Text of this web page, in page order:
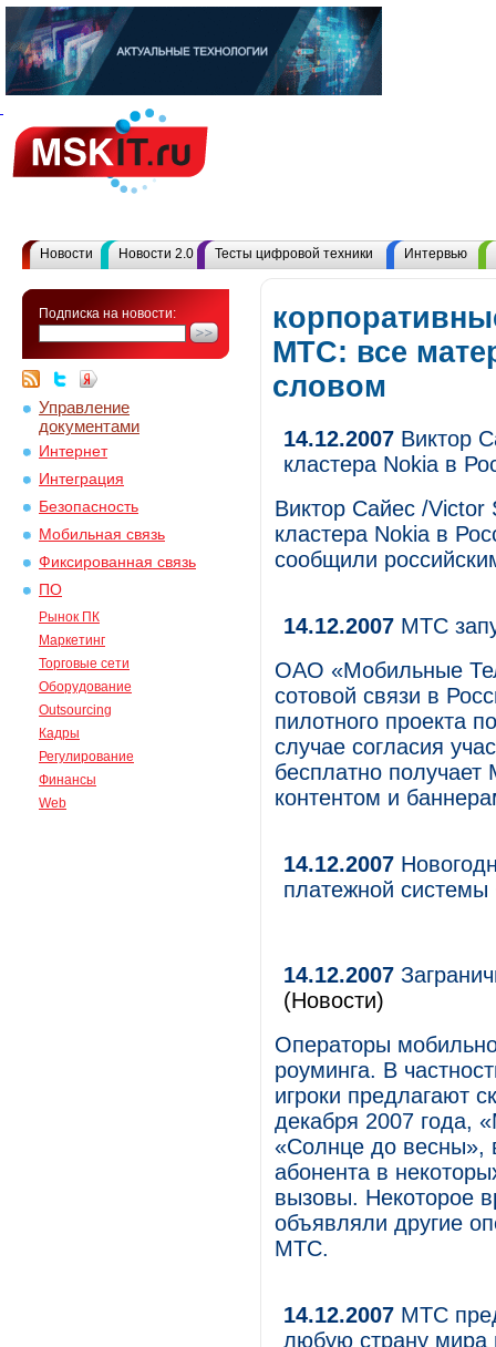
Новости Новости 2.0 Тесты цифровой техники Интервью
Подписка на новости:
Управление
документами
Интернет
Интеграция
Безопасность
Мобильная связь
Фиксированная связь
ПО
Рынок ПК
Маркетинг
Торговые сети
Оборудование
Outsourcing
Кадры
Регулирование
Финансы
Web
МТС: все
словом
14.12.2007 Виктор
кластера Nokia в
Виктор Сайес /Victor
кластера Nokia в
сообщили
14.12.2007 МТС
ОАО «Мобильные
сотовой связи в
пилотного проекта
случае согласия
бесплатно
контентом и
14.12.2007
платежной
14.12.2007
(Новости)
Операторы
роуминга. В
игроки предлагают
декабря 2007 года,
«Солнце до весны»,
абонента в
вызовы. Некоторое
объявляли другие
МТС.
14.12.2007 МТС
любую страну мира